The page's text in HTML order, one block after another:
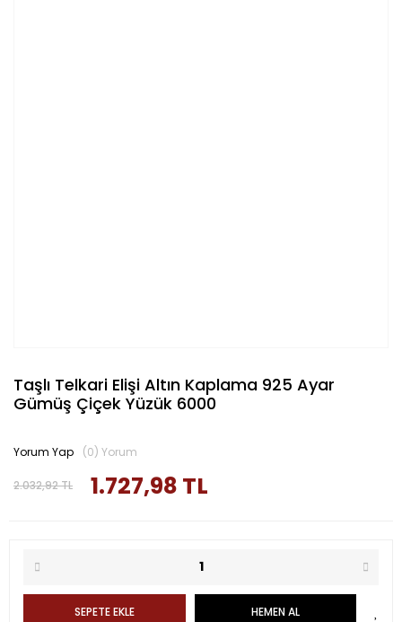
Taşlı Telkari Elişi Altın Kaplama 925 Ayar
Gümüş Çiçek Yüzük 6000
2.032,92 TL 1.727,98 TL
Yorum Yap (0) Yorum
SEPETE EKLE HEMEN AL